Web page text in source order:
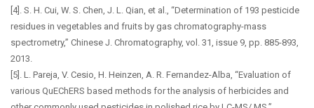
[4]. S. H. Cui, W. S. Chen, J. L. Qian, et al., “Determination of 193 pesticide
residues in vegetables and fruits by gas chromatography-mass
spectrometry,” Chinese J. Chromatography, vol. 31, issue 9, pp. 885-893,
2013.
[5]. L. Pareja, V. Cesio, H. Heinzen, A. R. Fernandez-Alba, “Evaluation of
various QuEChERS based methods for the analysis of herbicides and